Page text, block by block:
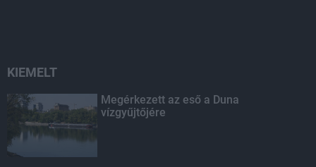
KIEMELT
Megérkezett az eső a Duna
vízgyűjtőjére